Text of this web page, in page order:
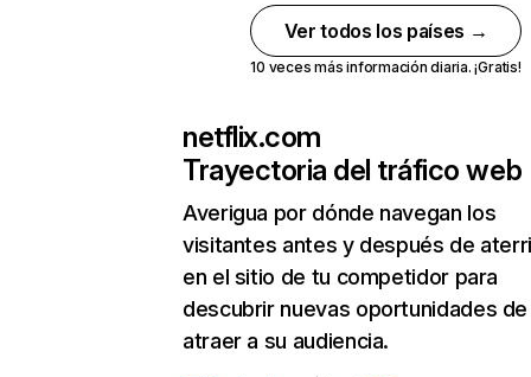
Ver todos los países →
10 veces más información diaria. ¡Gratis!
netflix.com
Trayectoria del tráfico web
Averigua por dónde navegan los
visitantes antes y después de
en el sitio de tu competidor para
descubrir nuevas oportunidades de
atraer a su audiencia.